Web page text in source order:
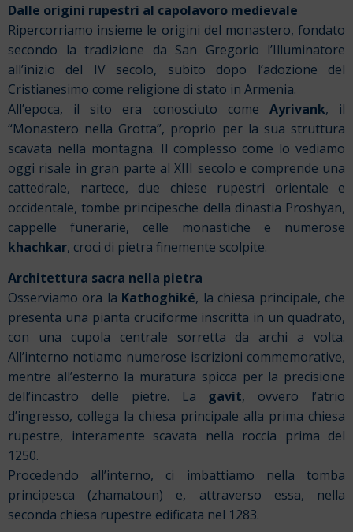
Dalle origini rupestri al capolavoro medievale
Ripercorriamo insieme le origini del monastero, fondato
secondo la tradizione da San Gregorio l’Illuminatore
all’inizio del IV secolo, subito dopo l’adozione del
Cristianesimo come religione di stato in Armenia.
All’epoca, il sito era conosciuto come Ayrivank, il
“Monastero nella Grotta”, proprio per la sua struttura
scavata nella montagna. Il complesso come lo vediamo
oggi risale in gran parte al XIII secolo e comprende una
cattedrale, nartece, due chiese rupestri orientale e
occidentale, tombe principesche della dinastia Proshyan,
cappelle funerarie, celle monastiche e numerose
khachkar, croci di pietra finemente scolpite.
Architettura sacra nella pietra
Osserviamo ora la Kathoghiké, la chiesa principale, che
presenta una pianta cruciforme inscritta in un quadrato,
con una cupola centrale sorretta da archi a volta.
All’interno notiamo numerose iscrizioni commemorative,
mentre all’esterno la muratura spicca per la precisione
dell’incastro delle pietre. La gavit, ovvero l’atrio
d’ingresso, collega la chiesa principale alla prima chiesa
rupestre, interamente scavata nella roccia prima del
1250.
Procedendo all’interno, ci imbattiamo nella tomba
principesca (zhamatoun) e, attraverso essa, nella
seconda chiesa rupestre edificata nel 1283.